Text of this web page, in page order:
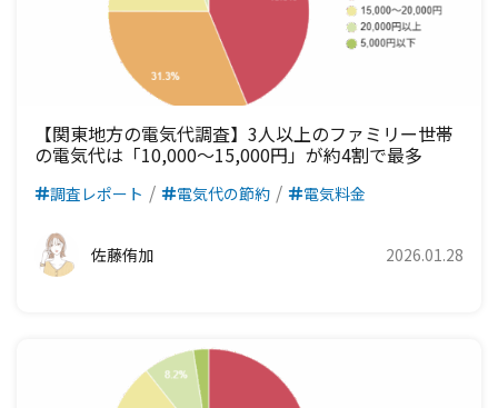
九州電力エリア
四国電力エリア
九州電力エリア
中国電力エリア
四国電力エリア
九州電力エリア
関西電力エリア
中国電力エリア
四国電力エリア
中部電力エリア
関西電力エリア
中国電力エリア
九州電力エリア
北陸電力エリア
中部電力エリア
関西電力エリア
中国電力エリア
四国電力エリア
【関東地方の電気代調査】3人以上のファミリー世帯
の電気代は「10,000～15,000円」が約4割で最多
調査レポート 電気代の節約 電気料金
佐藤侑加 2026.01.28